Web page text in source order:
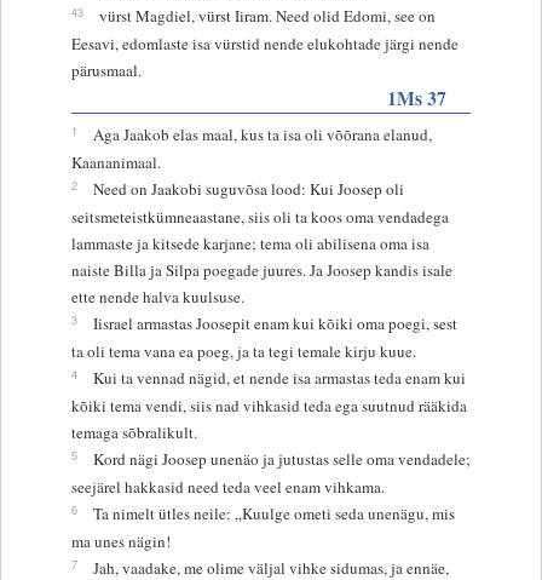
43
vürst Magdiel, vürst Iiram. Need olid Edomi, see on
Eesavi, edomlaste isa vürstid nende elukohtade järgi nende
pärusmaal.
1Ms 37
1
Aga Jaakob elas maal, kus ta isa oli võõrana elanud,
Kaananimaal.
2
Need on Jaakobi suguvõsa lood: Kui Joosep oli
seitsmeteistkümneaastane, siis oli ta koos oma vendadega
lammaste ja kitsede karjane; tema oli abilisena oma isa
naiste Billa ja Silpa poegade juures. Ja Joosep kandis isale
ette nende halva kuulsuse.
3
Iisrael armastas Joosepit enam kui kõiki oma poegi, sest
ta oli tema vana ea poeg, ja ta tegi temale kirju kuue.
4
Kui ta vennad nägid, et nende isa armastas teda enam kui
kõiki tema vendi, siis nad vihkasid teda ega suutnud rääkida
temaga sõbralikult.
5
Kord nägi Joosep unenäo ja jutustas selle oma vendadele;
seejärel hakkasid need teda veel enam vihkama.
6
Ta nimelt ütles neile: „Kuulge ometi seda unenägu, mis
ma unes nägin!
7
Jah, vaadake, me olime väljal vihke sidumas, ja ennäe,